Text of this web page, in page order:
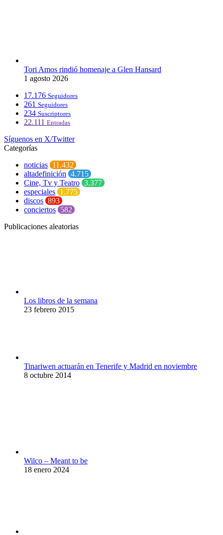
Tori Amos rindió homenaje a Glen Hansard
1 agosto 2026
17.176 Seguidores
261 Seguidores
234 Suscriptores
22.111 Entradas
Síguenos en X/Twitter
Categorías
noticias 11.432
altadefinición 4.715
Cine, Tv y Teatro 3.377
especiales 1.775
discos 893
conciertos 582
Publicaciones aleatorias
Los libros de la semana
23 febrero 2015
Tinariwen actuarán en Tenerife y Madrid en noviembre
8 octubre 2014
Wilco – Meant to be
18 enero 2024